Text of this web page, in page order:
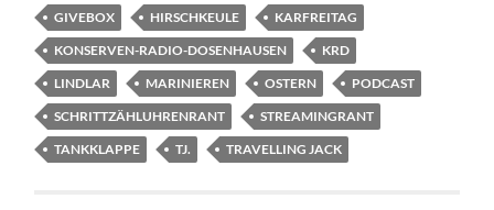
GIVEBOX
HIRSCHKEULE
KARFREITAG
KONSERVEN-RADIO-DOSENHAUSEN
KRD
LINDLAR
MARINIEREN OSTERN
PODCAST
SCHRITTZÄHLUHRENRANT
STREAMINGRANT
TANKKLAPPE
TJ. TRAVELLING JACK